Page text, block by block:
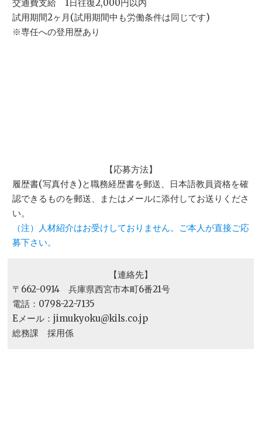
交通費支給 1日往復2,000円以内
試用期間2ヶ月(試用期間中も労働条件は同じです)
※専任への登用歴あり
【応募方法】
履歴書(写真付き)と職務経歴書を郵送、日本語教員資格を確
認できるものを郵送、またはメールに添付してお送りくださ
い。
（注）人材紹介はお受けしておりません。ご本人が直接ご応
募下さい。
【連絡先】
〒662-0914 兵庫県西宮市本町6番21号
電話：0798-22-7135
Eメール：jimukyoku@kils.co.jp
総務課 採用係